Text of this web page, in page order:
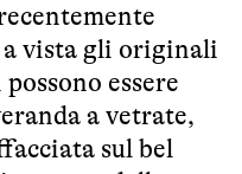
vista gli originali
essere
a vetrate,
sul bel